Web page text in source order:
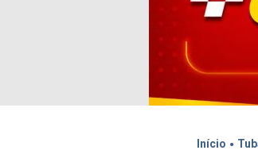
Início .